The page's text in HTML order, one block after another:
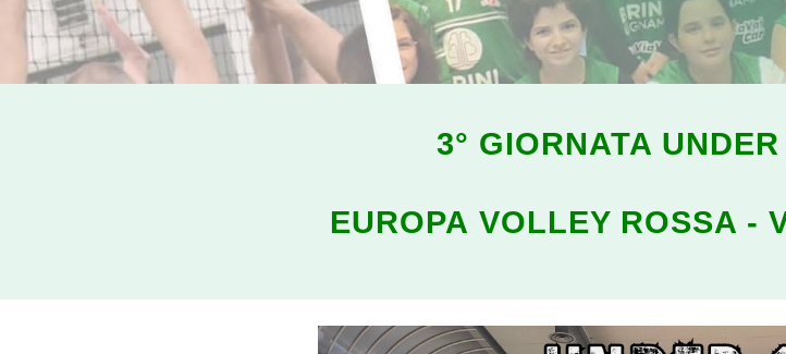
3° GIORNATA
EUROPA VOLLEY ROSSA -